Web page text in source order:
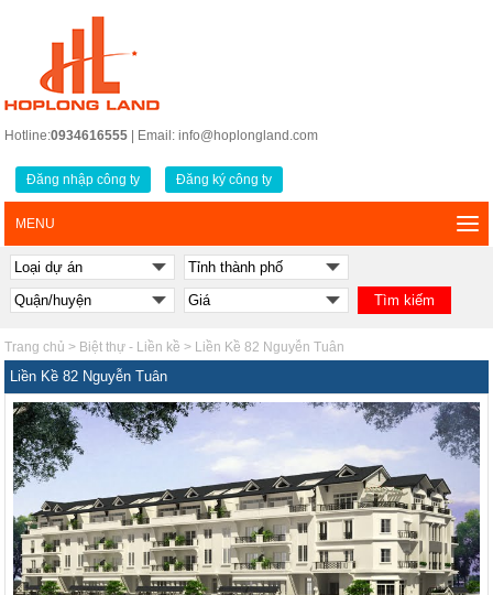
Hotline:0934616555 | Email: info@hoplongland.com
Đăng nhập công ty Đăng ký công ty
MENU
Trang chủ > Biệt thự - Liền kề > Liền Kề 82 Nguyễn Tuân
Liền Kề 82 Nguyễn Tuân